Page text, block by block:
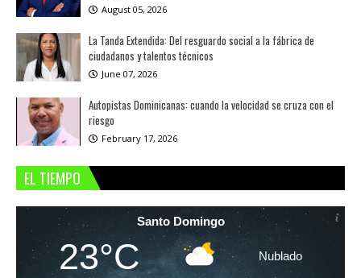
August 05, 2026
La Tanda Extendida: Del resguardo social a la fábrica de
ciudadanos y talentos técnicos
June 07, 2026
Autopistas Dominicanas: cuando la velocidad se cruza con el
riesgo
February 17, 2026
EL TIEMPO
Santo Domingo
23°C Nublado